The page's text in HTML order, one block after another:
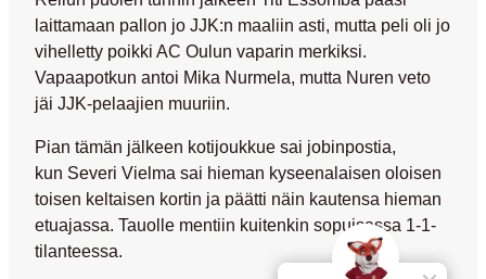
laittamaan pallon jo JJK:n maaliin asti, mutta peli oli jo
vihelletty poikki AC Oulun vaparin merkiksi.
Vapaapotkun antoi Mika Nurmela, mutta Nuren veto
jäi JJK-pelaajien muuriin.
Pian tämän jälkeen kotijoukkue sai jobinpostia,
kun Severi Vielma sai hieman kyseenalaisen oloisen
toisen keltaisen kortin ja päätti näin kautensa hieman
etuajassa. Tauolle mentiin kuitenkin sopuisassa 1-1-
tilanteessa.